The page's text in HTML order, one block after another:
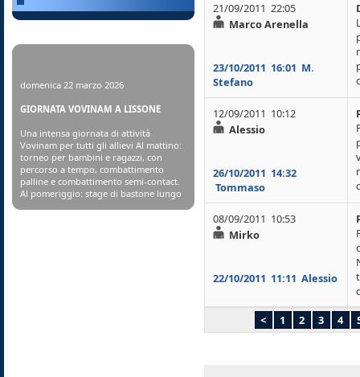
domenica 22 marzo 2026
GIORNATA VOVINAM A LISSONE
Una intensa giornata di attività
Vovinam per tutti gli allievi Al mattino:
torneo per bambini e ragazzi, con
percorso a tempo, combattimento
palline e combattimento semi-contact.
Al pomeriggio: stage di bastone lungo
21/09/2011 22:05
Marco Arenella
23/10/2011 16:01 M.
Stefano
12/09/2011 10:12
Alessio
26/10/2011 14:32
Tommaso
08/09/2011 10:53
Mirko
22/10/2011 11:11 Alessio
<
1 2 3 4